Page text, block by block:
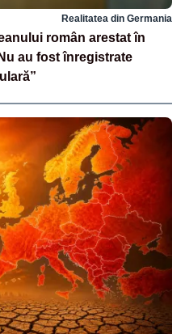
Realitatea din Germania
român arestat în
au fost înregistrate